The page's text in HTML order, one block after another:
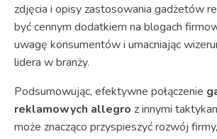
zdjęcia i opisy zastosowania gadżetów
być cennym dodatkiem na blogach
uwagę konsumentów i umacniając
lidera w branży.
Podsumowując, efektywne połączenie
reklamowych allegro z innymi
może znacząco przyspieszyć rozwój